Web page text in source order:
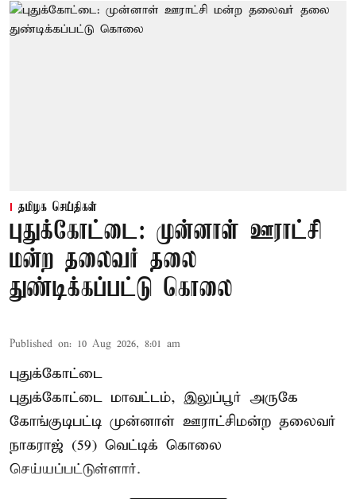
தமிழக செய்திகள்
புதுக்கோட்டை: முன்னாள் ஊராட்சி
மன்ற தலைவர் தலை
துண்டிக்கப்பட்டு கொலை
Published on: 10 Aug 2026, 8:01 am
புதுக்கோட்டை
புதுக்கோட்டை மாவட்டம், இலுப்பூர் அருகே
கோங்குடிபட்டி முன்னாள் ஊராட்சிமன்ற தலைவர்
நாகராஜ் (59) வெட்டிக் கொலை
செய்யப்பட்டுள்ளார்.